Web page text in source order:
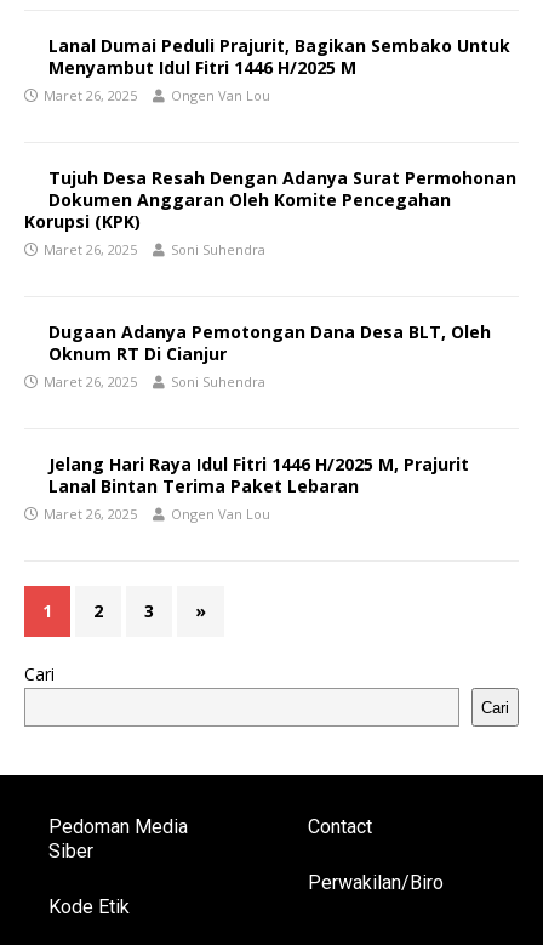
Lanal Dumai Peduli Prajurit, Bagikan Sembako Untuk
Menyambut Idul Fitri 1446 H/2025 M
Maret 26, 2025 Ongen Van Lou
Tujuh Desa Resah Dengan Adanya Surat Permohonan
Dokumen Anggaran Oleh Komite Pencegahan
Korupsi (KPK)
Maret 26, 2025 Soni Suhendra
Dugaan Adanya Pemotongan Dana Desa BLT, Oleh
Oknum RT Di Cianjur
Maret 26, 2025 Soni Suhendra
Jelang Hari Raya Idul Fitri 1446 H/2025 M, Prajurit
Lanal Bintan Terima Paket Lebaran
Maret 26, 2025 Ongen Van Lou
1 2 3 »
Cari
Cari
Pedoman Media
Siber
Kode Etik
Contact
Perwakilan/Biro